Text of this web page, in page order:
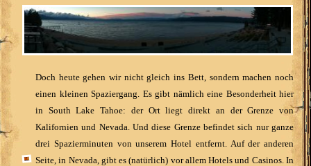
Doch heute gehen wir nicht gleich ins Bett, sondern machen noch
einen kleinen Spaziergang. Es gibt nämlich eine Besonderheit hier
in South Lake Tahoe: der Ort liegt direkt an der Grenze von
Kalifornien und Nevada. Und diese Grenze befindet sich nur ganze
drei Spazierminuten von unserem Hotel entfernt. Auf der anderen
Seite, in Nevada, gibt es (natürlich) vor allem Hotels und Casinos. In